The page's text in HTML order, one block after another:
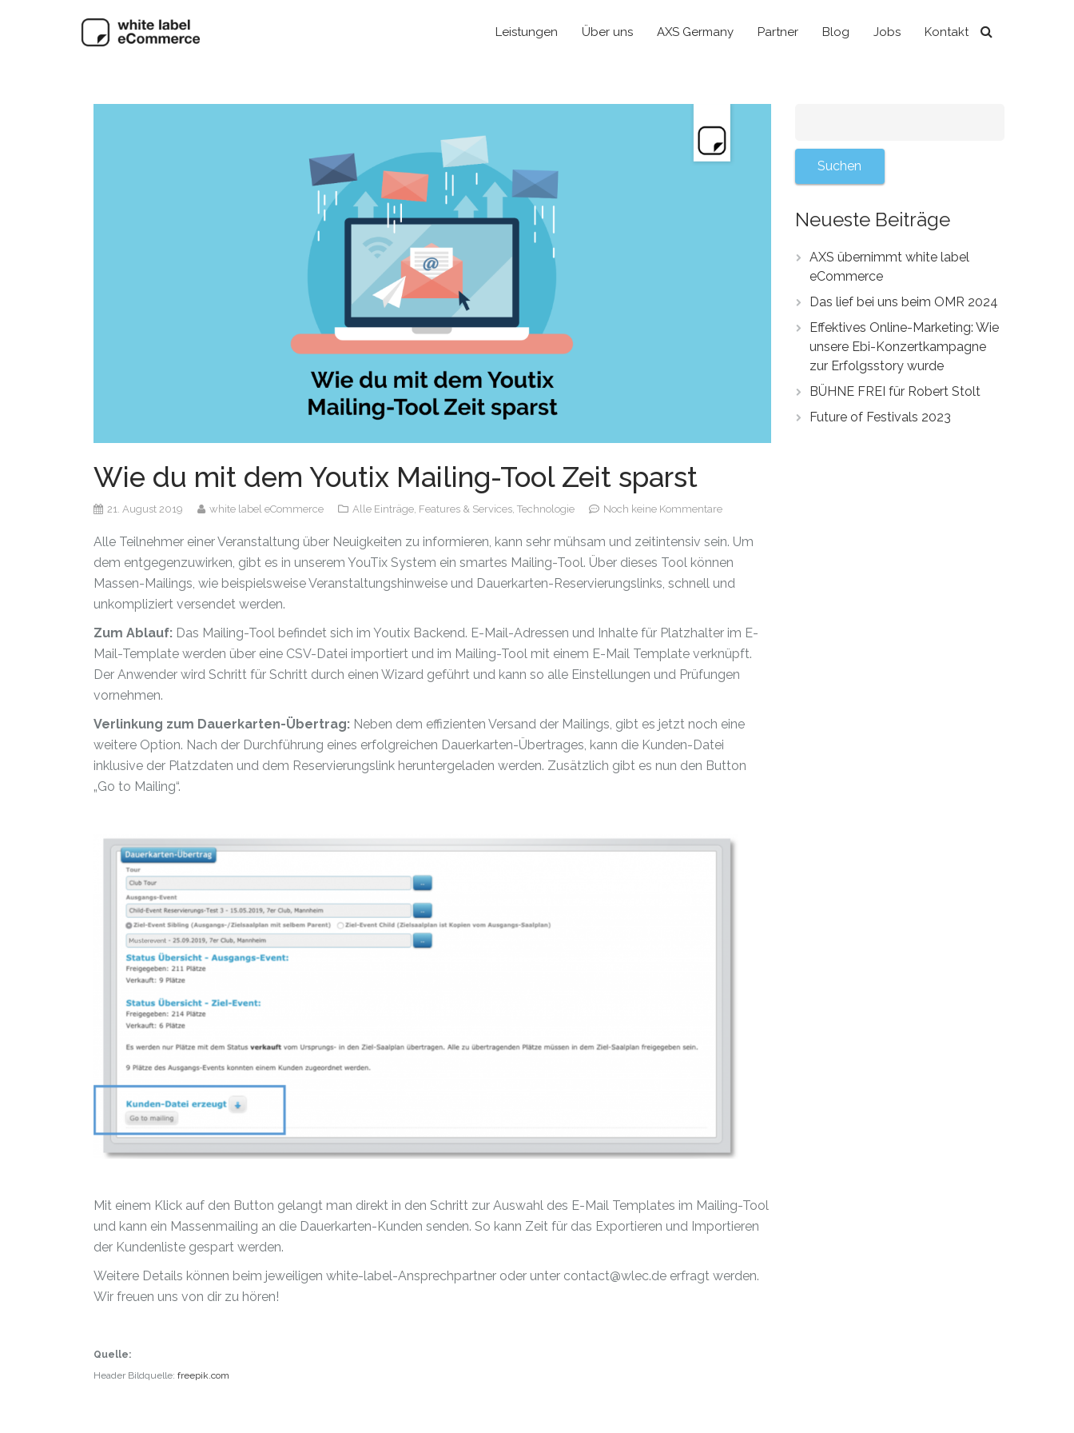
Leistungen Über uns AXS Germany Partner Blog Jobs Kontakt
Wie du mit dem Youtix Mailing-Tool Zeit sparst
21. August 2019 white label eCommerce Alle Einträge, Features & Services, Technologie Noch keine Kommentare
Alle Teilnehmer einer Veranstaltung über Neuigkeiten zu informieren, kann sehr mühsam und zeitintensiv sein. Um
dem entgegenzuwirken, gibt es in unserem YouTix System ein smartes Mailing-Tool. Über dieses Tool können
Massen-Mailings, wie beispielsweise Veranstaltungshinweise und Dauerkarten-Reservierungslinks, schnell und
unkompliziert versendet werden.
Zum Ablauf: Das Mailing-Tool befindet sich im Youtix Backend. E-Mail-Adressen und Inhalte für Platzhalter im E-
Mail-Template werden über eine CSV-Datei importiert und im Mailing-Tool mit einem E-Mail Template verknüpft.
Der Anwender wird Schritt für Schritt durch einen Wizard geführt und kann so alle Einstellungen und Prüfungen
vornehmen.
Verlinkung zum Dauerkarten-Übertrag: Neben dem effizienten Versand der Mailings, gibt es jetzt noch eine
weitere Option. Nach der Durchführung eines erfolgreichen Dauerkarten-Übertrages, kann die Kunden-Datei
inklusive der Platzdaten und dem Reservierungslink heruntergeladen werden. Zusätzlich gibt es nun den Button
„Go to Mailing“.
Mit einem Klick auf den Button gelangt man direkt in den Schritt zur Auswahl des E-Mail Templates im Mailing-Tool
und kann ein Massenmailing an die Dauerkarten-Kunden senden. So kann Zeit für das Exportieren und Importieren
der Kundenliste gespart werden.
Weitere Details können beim jeweiligen white-label-Ansprechpartner oder unter contact@wlec.de erfragt werden.
Wir freuen uns von dir zu hören!
Quelle:
Header Bildquelle: freepik.com
Neueste Beiträge
AXS übernimmt white label
eCommerce
Das lief bei uns beim OMR 2024
Effektives Online-Marketing: Wie
unsere Ebi-Konzertkampagne
zur Erfolgsstory wurde
BÜHNE FREI für Robert Stolt
Future of Festivals 2023